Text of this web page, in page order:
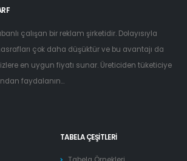
çalışan bir reklam şirketidir. Dolayısıyla
çok daha düşüktür ve bu avantajı da
en uygun fiyatı sunar. Üreticiden tüketiciye
faydalanın...
TABELA ÇEŞITLERI